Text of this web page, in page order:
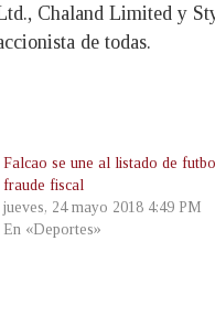
Chaland Limited y
de todas.
Falcao se une al listado de
fraude fiscal
jueves, 24 mayo 2018 4:49 PM
En «Deportes»